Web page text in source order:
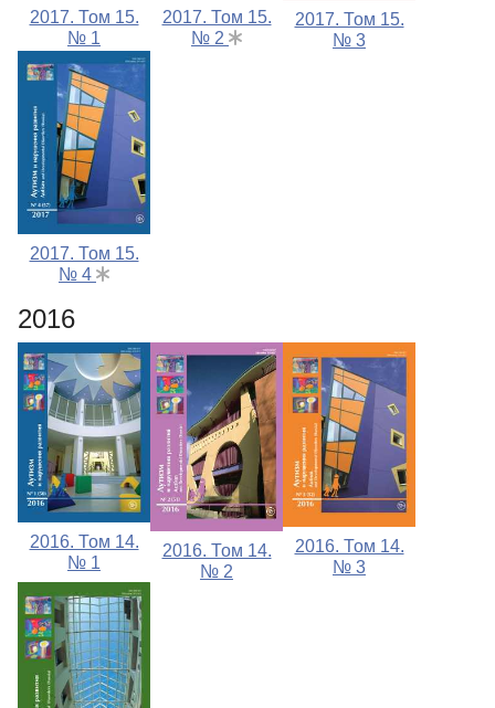
2017. Том 15.
№ 1
2017. Том 15.
№ 2
2017. Том 15.
№ 3
2017. Том 15.
№ 4
2016
2016. Том 14.
№ 1
2016. Том 14.
№ 2
2016. Том 14.
№ 3